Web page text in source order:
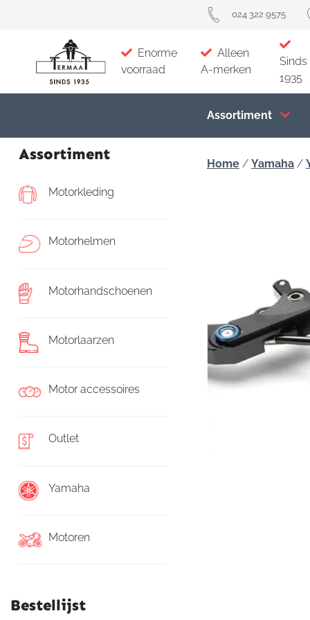
024 322 9575
Enorme
voorraad
Alleen
A-merken
Sinds
1935
Assortiment
Assortiment
Motorkleding
Motorhelmen
Motorhandschoenen
Motorlaarzen
Motor accessoires
Outlet
Yamaha
Motoren
Bestellijst
Home/ Yamaha/